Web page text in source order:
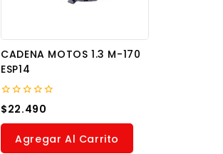
CADENA MOTOS 1.3 M-170
ESP14
0
out
of
$22.490
Agregar Al Carrito